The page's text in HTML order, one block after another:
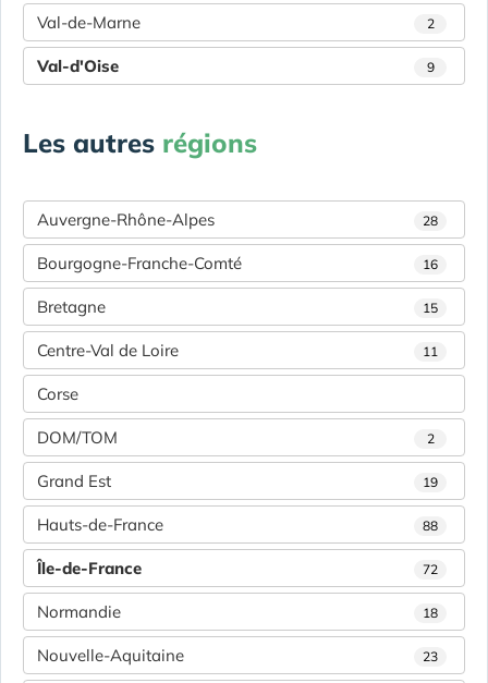
Val-de-Marne 2
Val-d'Oise 9
Les autres régions
Auvergne-Rhône-Alpes 28
Bourgogne-Franche-Comté 16
Bretagne 15
Centre-Val de Loire 11
Corse
DOM/TOM 2
Grand Est 19
Hauts-de-France 88
Île-de-France 72
Normandie 18
Nouvelle-Aquitaine 23